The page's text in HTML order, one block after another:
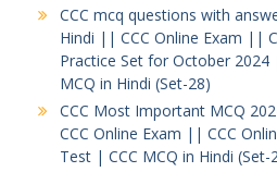
CCC mcq questions with
Hindi || CCC Online Exam ||
Practice Set for October 2024
MCQ in Hindi (Set-28)
CCC Most Important MCQ
CCC Online Exam || CCC
Test | CCC MCQ in Hindi (Set-